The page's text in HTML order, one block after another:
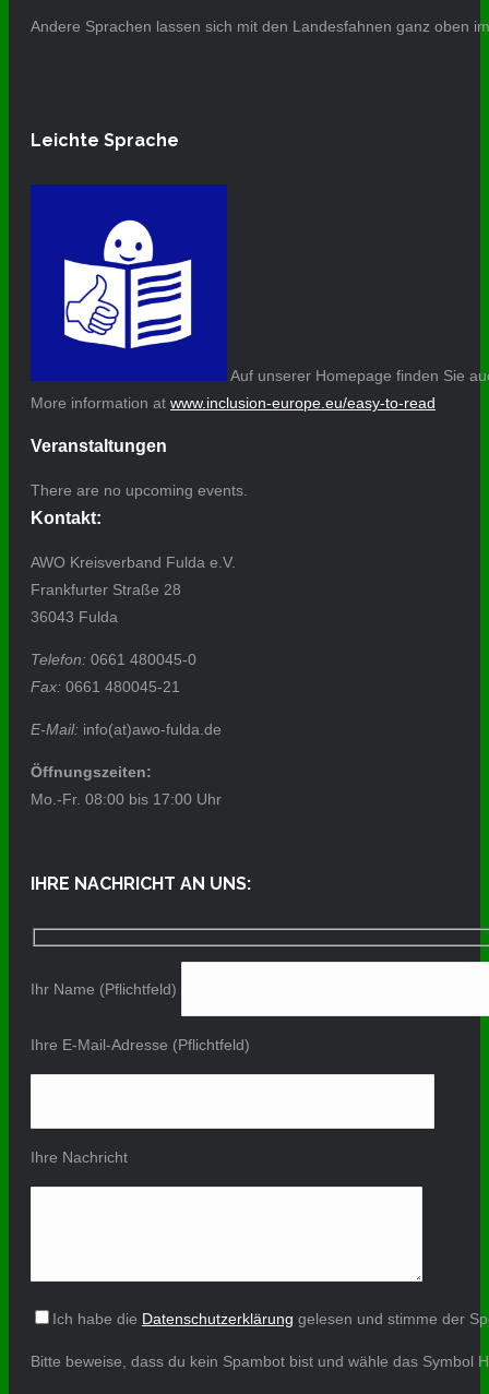
Andere Sprachen lassen sich mit den Landesfahnen ganz oben
Leichte Sprache
Auf unserer Homepage finden Sie
More information at www.inclusion-europe.eu/easy-to-read
Veranstaltungen
There are no upcoming events.
Kontakt:
AWO Kreisverband Fulda e.V.
Frankfurter Straße 28
36043 Fulda
Telefon: 0661 480045-0
Fax: 0661 480045-21
E-Mail: info(at)awo-fulda.de
Öffnungszeiten:
Mo.-Fr. 08:00 bis 17:00 Uhr
IHRE NACHRICHT AN UNS:
Ihr Name (Pflichtfeld)
Ihre E-Mail-Adresse (Pflichtfeld)
Ihre Nachricht
Ich habe die Datenschutzerklärung gelesen und stimme der
Bitte beweise, dass du kein Spambot bist und wähle das Symbol